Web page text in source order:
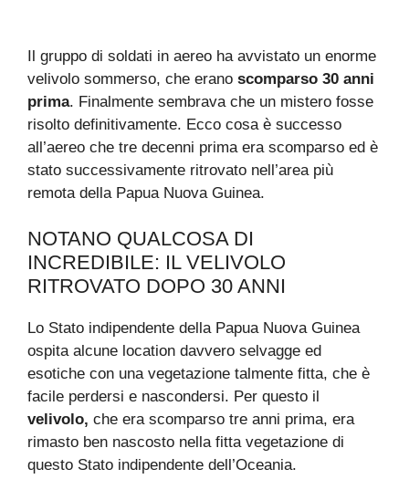
Il gruppo di soldati in aereo ha avvistato un enorme
velivolo sommerso, che erano scomparso 30 anni
prima. Finalmente sembrava che un mistero fosse
risolto definitivamente. Ecco cosa è successo
all’aereo che tre decenni prima era scomparso ed è
stato successivamente ritrovato nell’area più
remota della Papua Nuova Guinea.
NOTANO QUALCOSA DI
INCREDIBILE: IL VELIVOLO
RITROVATO DOPO 30 ANNI
Lo Stato indipendente della Papua Nuova Guinea
ospita alcune location davvero selvagge ed
esotiche con una vegetazione talmente fitta, che è
facile perdersi e nascondersi. Per questo il
velivolo, che era scomparso tre anni prima, era
rimasto ben nascosto nella fitta vegetazione di
questo Stato indipendente dell’Oceania.